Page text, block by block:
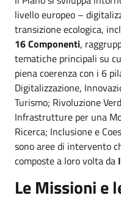
livello europeo –
transizione ecologica,
16 Componenti,
tematiche principali su
piena coerenza con i 6
Digitalizzazione,
Turismo; Rivoluzione
Infrastrutture per una
Ricerca; Inclusione e
sono aree di intervento
composte a loro volta da
Le Missioni e